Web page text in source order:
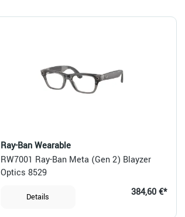
Ray-Ban Wearable
RW7001 Ray-Ban Meta (Gen 2) Blayzer
Optics 8529
Details 384,60 €*